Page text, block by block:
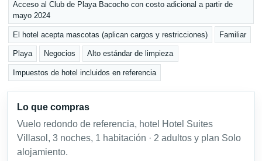
Acceso al Club de Playa Bacocho con costo adicional a partir de
mayo 2024
El hotel acepta mascotas (aplican cargos y restricciones) Familiar
Playa Negocios Alto estándar de limpieza
Impuestos de hotel incluidos en referencia
Lo que compras
Vuelo redondo de referencia, hotel Hotel Suites
Villasol, 3 noches, 1 habitación · 2 adultos y plan Solo
alojamiento.